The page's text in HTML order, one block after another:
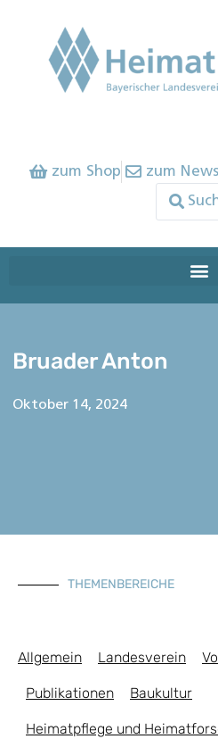
zum Shop zum
Bruader Anton
Oktober 14, 2024
THEMENBEREICHE
Allgemein Landesverein
Publikationen Baukultur
Heimatpflege und